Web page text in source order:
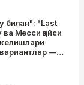
билан": "Last
Месси қайси
келишлари
—